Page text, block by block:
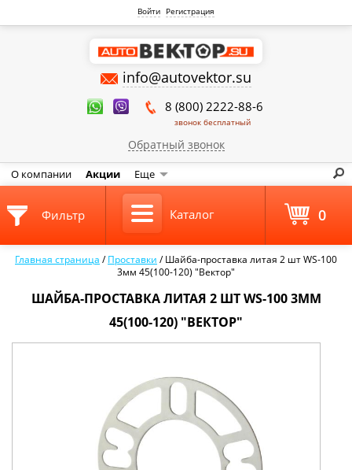
Войти Регистрация
info@autovektor.su
8 (800) 2222-88-6
звонок бесплатный
Обратный звонок
О компании Акции Еще
Главная страница /Проставки /Шайба-проставка литая 2 шт WS-100
3мм 45(100-120) "Вектор"
ШАЙБА-ПРОСТАВКА ЛИТАЯ 2 ШТ WS-100 3ММ
45(100-120) "ВЕКТОР"
Фильтр Каталог 0